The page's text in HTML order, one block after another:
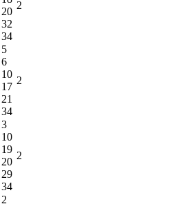
20
32
34
2
5
6
10
17
21
34
2
3
10
19
20
29
34
2
2